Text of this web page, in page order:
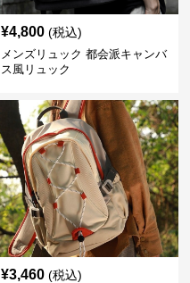
¥4,800 (税込)
メンズリュック 都会派キャンバ
ス風リュック
¥3,460 (税込)